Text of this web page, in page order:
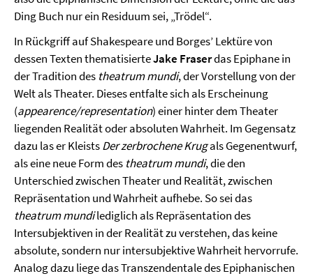
Ding Buch nur ein Residuum sei, „Trödel“.
In Rückgriff auf Shakespeare und Borges’ Lektüre von
dessen Texten thematisierteJake Fraserdas Epiphane in
der Tradition des theatrum mundi, der Vorstellung von der
Welt als Theater. Dieses entfalte sich als Erscheinung
(appearence/representation) einer hinter dem Theater
liegenden Realität oder absoluten Wahrheit. Im Gegensatz
dazu las er KleistsDer zerbrochene Krugals Gegenentwurf,
als eine neue Form des theatrum mundi, die den
Unterschied zwischen Theater und Realität, zwischen
Repräsentation und Wahrheit aufhebe. So sei das
theatrum mundilediglich als Repräsentation des
Intersubjektiven in der Realität zu verstehen, das keine
absolute, sondern nur intersubjektive Wahrheit hervorrufe.
Analog dazu liege das Transzendentale des Epiphanischen